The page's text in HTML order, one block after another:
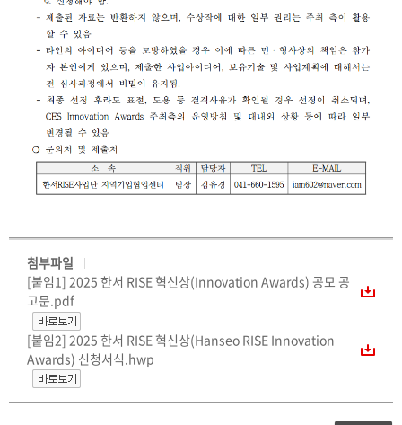
첨부파일
[붙임1] 2025 한서 RISE 혁신상(Innovation Awards) 공모 공
고문.pdf
[붙임2] 2025 한서 RISE 혁신상(Hanseo RISE Innovation
Awards) 신청서식.hwp